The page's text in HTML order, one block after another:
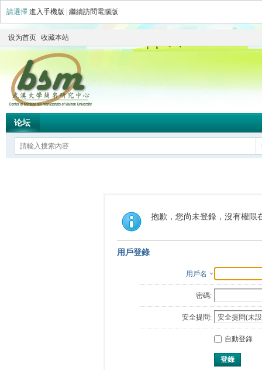
請選擇 進入手機版 繼續訪問電腦版
设为首页 收藏本站
论坛
抱歉，您尚未登錄，沒有權限
用戶登錄
用戶名
密碼:
安全提問:
自動登錄
登錄